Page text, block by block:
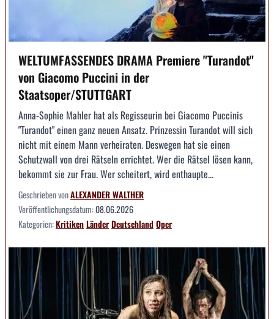
WELTUMFASSENDES DRAMA Premiere "Turandot"
von Giacomo Puccini in der
Staatsoper/STUTTGART
Anna-Sophie Mahler hat als Regisseurin bei Giacomo Puccinis
"Turandot" einen ganz neuen Ansatz. Prinzessin Turandot will sich
nicht mit einem Mann verheiraten. Deswegen hat sie einen
Schutzwall von drei Rätseln errichtet. Wer die Rätsel lösen kann,
bekommt sie zur Frau. Wer scheitert, wird enthaupte...
Geschrieben vonALEXANDER WALTHER
Veröffentlichungsdatum:08.06.2026
Kategorien:KritikenLänderDeutschlandOper